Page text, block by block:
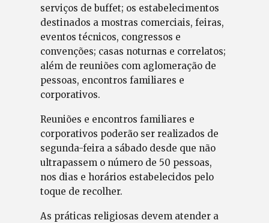
serviços de buffet; os estabelecimentos
destinados a mostras comerciais, feiras,
eventos técnicos, congressos e
convenções; casas noturnas e correlatos;
além de reuniões com aglomeração de
pessoas, encontros familiares e
corporativos.
Reuniões e encontros familiares e
corporativos poderão ser realizados de
segunda-feira a sábado desde que não
ultrapassem o número de 50 pessoas,
nos dias e horários estabelecidos pelo
toque de recolher.
As práticas religiosas devem atender a